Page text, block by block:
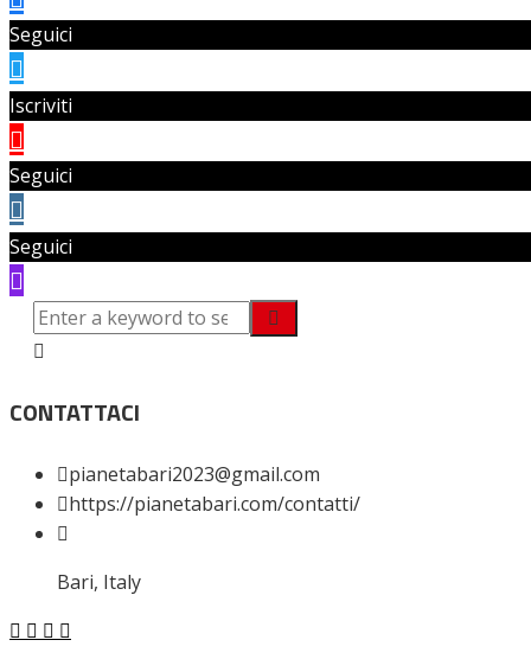
Seguici
Iscriviti
Seguici
Seguici
CONTATTACI
pianetabari2023@gmail.com
https://pianetabari.com/contatti/
Bari, Italy